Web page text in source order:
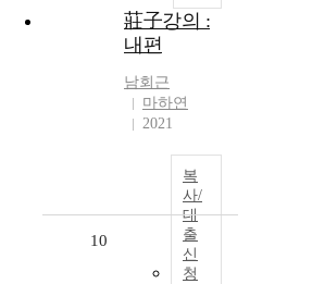
莊子강의 :
내편
남회근
마하연
2021
복
사/
대
출
신
청
10